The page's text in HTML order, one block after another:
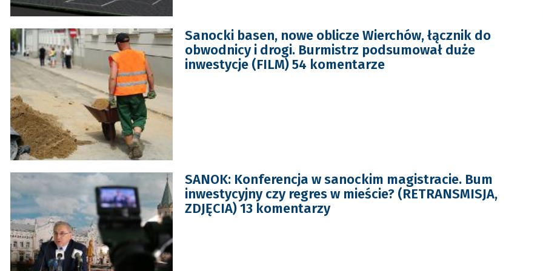
Sanocki basen, nowe oblicze Wierchów, łącznik do
obwodnicy i drogi. Burmistrz podsumował duże
inwestycje (FILM) 54 komentarze
SANOK: Konferencja w sanockim magistracie. Bum
inwestycyjny czy regres w mieście? (RETRANSMISJA,
ZDJĘCIA) 13 komentarzy